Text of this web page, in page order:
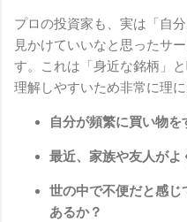
プロの投資家も、実は「自
見かけていいなと思ったサ
す。これは「身近な銘柄」
理解しやすいため非常に理に
自分が頻繁に買い物を
最近、家族や友人がよ
世の中で不便だと感
あるか？